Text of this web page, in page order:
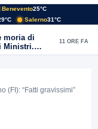
Benevento25°C
Salerno31°C
moria di
Ministri.
del
11 ORE FA
(FI): “Fatti gravissimi”